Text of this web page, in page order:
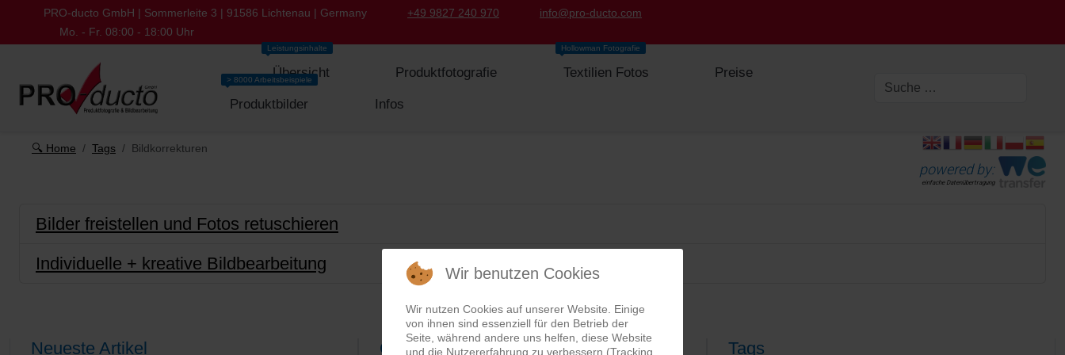
PRO-ducto GmbH | Sommerleite 3 | 91586 Lichtenau | Germany +49 9827 240 970
info@pro-ducto.com
Mo. - Fr. 08:00 - 18:00 Uhr
Übersicht
Leistungsinhalte
Produktfotografie Textilien Fotos
Hollowman Fotografie
Preise
Produktbilder
> 8000 Arbeitsbeispiele
Infos
🔍 Home Tags Bildkorrekturen
powered by:
einfache Datenübertragung
Bilder freistellen und Fotos retuschieren
Individuelle + kreative Bildbearbeitung
Neueste Artikel Google Rezensionen Tags
Wir benutzen Cookies
Wir nutzen Cookies auf unserer Website. Einige
von ihnen sind essenziell für den Betrieb der
Seite, während andere uns helfen, diese Website
und die Nutzererfahrung zu verbessern (Tracking